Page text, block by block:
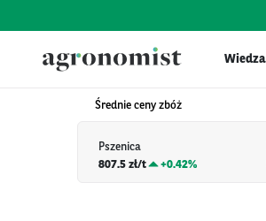
Wiedza
Średnie ceny zbóż
Pszenica
807.5 zł/t
+0.42%